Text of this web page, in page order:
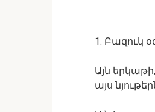
1. Բազուկ
Այն
այս